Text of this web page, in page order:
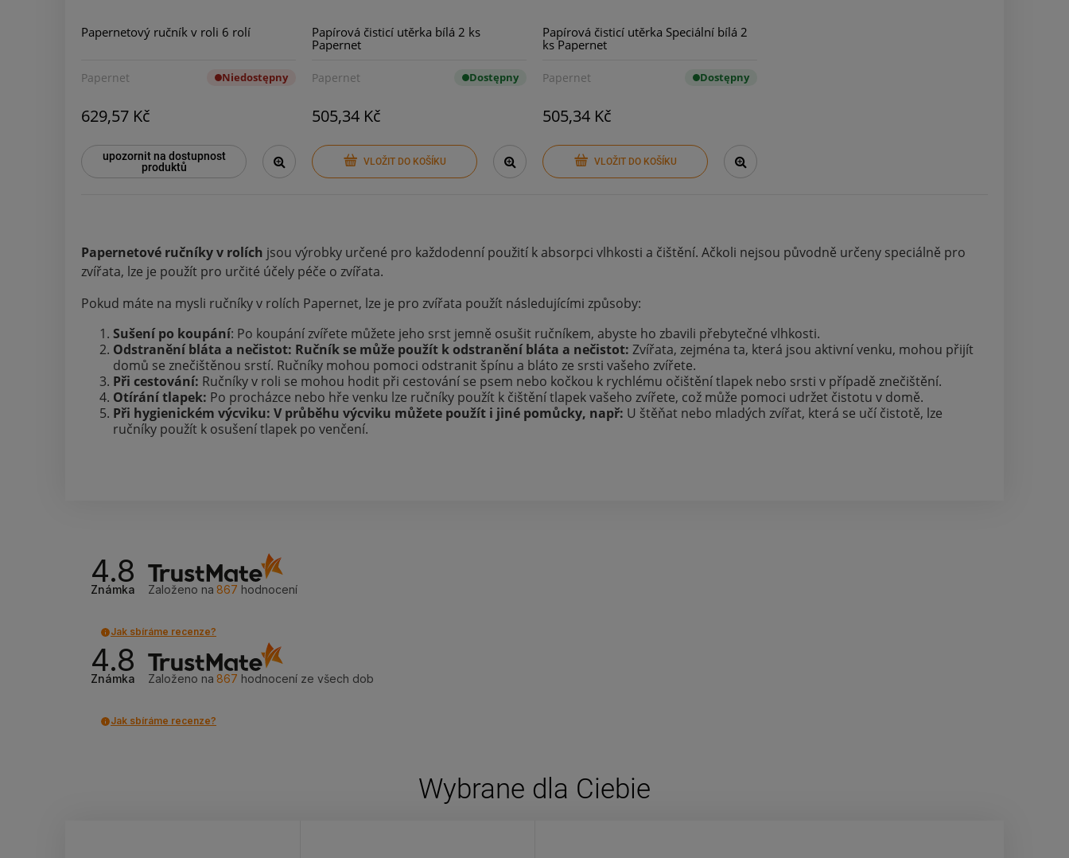
Papernetový ručník v roli 6 rolí
Papernet Niedostępny
629,57 Kč
upozornit na dostupnost
produktů
Papírová čisticí utěrka bílá 2 ks
Papernet
Papernet Dostępny
505,34 Kč
VLOŽIT DO KOŠÍKU
Papírová čisticí utěrka Speciální bílá 2
ks Papernet
Papernet Dostępny
505,34 Kč
VLOŽIT DO KOŠÍKU
Papernetové ručníky v rolích jsou výrobky určené pro každodenní použití k absorpci vlhkosti a čištění. Ačkoli nejsou původně určeny speciálně pro
zvířata, lze je použít pro určité účely péče o zvířata.
Pokud máte na mysli ručníky v rolích Papernet, lze je pro zvířata použít následujícími způsoby:
Sušení po koupání: Po koupání zvířete můžete jeho srst jemně osušit ručníkem, abyste ho zbavili přebytečné vlhkosti.
Odstranění bláta a nečistot: Ručník se může použít k odstranění bláta a nečistot: Zvířata, zejména ta, která jsou aktivní venku, mohou přijít
domů se znečištěnou srstí. Ručníky mohou pomoci odstranit špínu a bláto ze srsti vašeho zvířete.
Při cestování: Ručníky v roli se mohou hodit při cestování se psem nebo kočkou k rychlému očištění tlapek nebo srsti v případě znečištění.
Otírání tlapek: Po procházce nebo hře venku lze ručníky použít k čištění tlapek vašeho zvířete, což může pomoci udržet čistotu v domě.
Při hygienickém výcviku: V průběhu výcviku můžete použít i jiné pomůcky, např: U štěňat nebo mladých zvířat, která se učí čistotě, lze
ručníky použít k osušení tlapek po venčení.
4.8
Známka Založeno na 867 hodnocení
Jak sbíráme recenze?
4.8
Známka Založeno na 867 hodnocení ze všech dob
Jak sbíráme recenze?
Wybrane dla Ciebie